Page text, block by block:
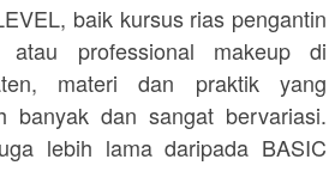
baik kursus rias pengantin
atau professional makeup di
materi dan praktik yang
banyak dan sangat bervariasi.
lebih lama daripada BASIC